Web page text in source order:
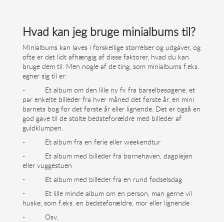
Hvad kan jeg bruge minialbums til?
Minialbums kan laves i forskellige størrelser og udgaver, og
ofte er det lidt afhængig af disse faktorer, hvad du kan
bruge dem til. Men nogle af de ting, som minialbums f.eks.
egner sig til er:
-
Et album om den lille ny fx fra barselbesøgene, et
par enkelte billeder fra hver måned det første år, en mini
barnets bog for det første år eller lignende. Det er også en
god gave til de stolte bedsteforældre med billeder af
guldklumpen.
-
Et album fra en ferie eller weekendtur
-
Et album med billeder fra børnehaven, dagplejen
eller vuggestuen
-
Et album med billeder fra en rund fødselsdag
-
Et lille minde album om en person, man gerne vil
huske, som f.eks. en bedsteforældre, mor eller lignende
-
Osv.